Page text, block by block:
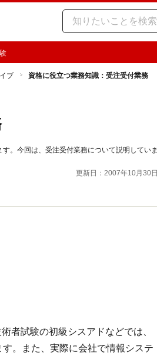
ブ 資格に役立つ業務知識：受注受付業務
。今回は、受注受付業務について説明していま
更新日：2007年10月30日
者試験の初級シスアドなどでは、
。また、実際に会社で情報システ